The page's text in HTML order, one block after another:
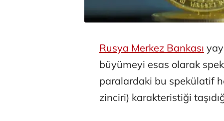
Rusya Merkez Bankası
büyümeyi esas olarak
paralardaki bu spekülatif
zinciri) karakteristiği